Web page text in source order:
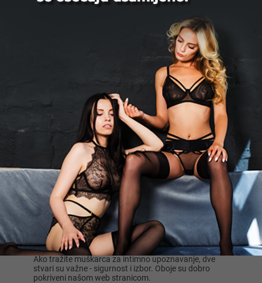
Žene traže muškarce za seks
Ako žena ili devojka traži pravog muškarca za seks, ili
ljubavnika za vrući sastanak, ili možda čak prijatelja za
ozbiljnu vezu, slobodno može da kreira nalog na
Xlist.rs ili postavi novi oglas. Čim ga postavi, biće
vidljiv svim ostalim članovima portala ili muškarcima
koji posećuju sajt. Sami možete kontaktirati osobe
koristeći kontakt informacije u oglasu. Međutim, zbog
naše velike i aktivne zajednice, žene koje postave oglas
obično ne moraju dugo čekati pre nego što dobiju
pažnju i poruke.
Nije važno kakav tip seksualnih sastanaka žena traži.
Može biti M+Ž susret, BDSM i fetiš, svingerski sastak i
grupni seks, erotska masaža, online seks ili nešto
potpuno drugačije.
Sve je praktično kategorizovano, pa bez obzira na to
kakvog stalnog prijatelja ili susret tražite, brzo ćete
moći da vidite ili postavite najrelevantnije oglase.
Pronađite muškarca za seks u vašem gradu i širom
Srbije.
Zašto bi žene trebalo da traže muškarca na
Xlist.rs?
Ako tražite muškarca za intimno upoznavanje, dve
stvari su važne - sigurnost i izbor. Oboje su dobro
pokriveni našom web stranicom.